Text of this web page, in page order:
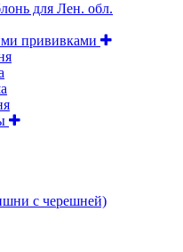
для Лен. обл.
прививками
с черешней)